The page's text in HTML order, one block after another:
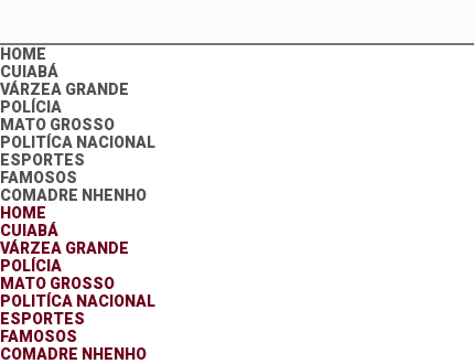
HOME
CUIABÁ
VÁRZEA GRANDE
POLÍCIA
MATO GROSSO
POLITÍCA NACIONAL
ESPORTES
FAMOSOS
COMADRE NHENHO
HOME
CUIABÁ
VÁRZEA GRANDE
POLÍCIA
MATO GROSSO
POLITÍCA NACIONAL
ESPORTES
FAMOSOS
COMADRE NHENHO